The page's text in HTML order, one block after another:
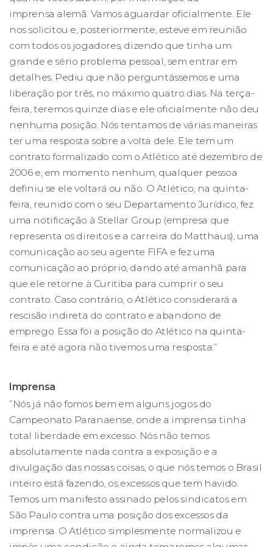
imprensa alemã. Vamos aguardar oficialmente. Ele
nos solicitou e, posteriormente, esteve em reunião
com todos os jogadores, dizendo que tinha um
grande e sério problema pessoal, sem entrar em
detalhes. Pediu que não perguntássemos e uma
liberação por três, no máximo quatro dias. Na terça-
feira, teremos quinze dias e ele oficialmente não deu
nenhuma posição. Nós tentamos de várias maneiras
ter uma resposta sobre a volta dele. Ele tem um
contrato formalizado com o Atlético até dezembro de
2006 e, em momento nenhum, qualquer pessoa
definiu se ele voltará ou não. O Atlético, na quinta-
feira, reunido com o seu Departamento Jurídico, fez
uma notificação à Stellar Group (empresa que
representa os direitos e a carreira do Matthäus), uma
comunicação ao seu agente FIFA e fez uma
comunicação ao próprio, dando até amanhã para
que ele retorne à Curitiba para cumprir o seu
contrato. Caso contrário, o Atlético considerará a
rescisão indireta do contrato e abandono de
emprego. Essa foi a posição do Atlético na quinta-
feira e até agora não tivemos uma resposta.”
Imprensa
”Nós já não fomos bem em alguns jogos do
Campeonato Paranaense, onde a imprensa tinha
total liberdade em excesso. Nós não temos
absolutamente nada contra a exposição e a
divulgação das nossas coisas, o que nós temos o Brasil
inteiro está fazendo, os excessos que tem havido.
Temos um manifesto assinado pelos sindicatos em
São Paulo contra uma posição dos excessos da
imprensa. O Atlético simplesmente normalizou e